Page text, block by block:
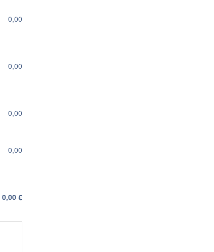
0,00
0,00
0,00
0,00
0,00 €